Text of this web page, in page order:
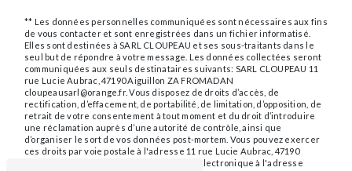
** Les données personnelles communiquées sont nécessaires aux fins
de vous contacter et sont enregistrées dans un fichier informatisé.
Elles sont destinées à SARL CLOUPEAU et ses sous-traitants dans le
seul but de répondre à votre message. Les données collectées seront
communiquées aux seuls destinataires suivants: SARL CLOUPEAU 11
rue Lucie Aubrac, 47190 Aiguillon ZA FROMADAN
cloupeausarl@orange.fr. Vous disposez de droits d’accès, de
rectification, d’effacement, de portabilité, de limitation, d’opposition, de
retrait de votre consentement à tout moment et du droit d’introduire
une réclamation auprès d’une autorité de contrôle, ainsi que
d’organiser le sort de vos données post-mortem. Vous pouvez exercer
ces droits par voie postale à l'adresse 11 rue Lucie Aubrac, 47190
Aiguillon ZA FROMADAN ou par courrier électronique à l'adresse